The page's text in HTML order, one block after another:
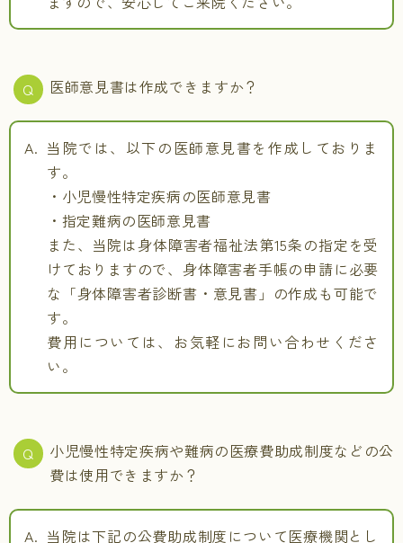
医師意見書は作成できますか？
当院では、以下の医師意見書を作成しておりま
す。
・小児慢性特定疾病の医師意見書
・指定難病の医師意見書
また、当院は身体障害者福祉法第15条の指定を受
けておりますので、身体障害者手帳の申請に必要
な「身体障害者診断書・意見書」の作成も可能で
す。
費用については、お気軽にお問い合わせくださ
い。
小児慢性特定疾病や難病の医療費助成制度などの公
費は使用できますか？
当院は下記の公費助成制度について医療機関とし